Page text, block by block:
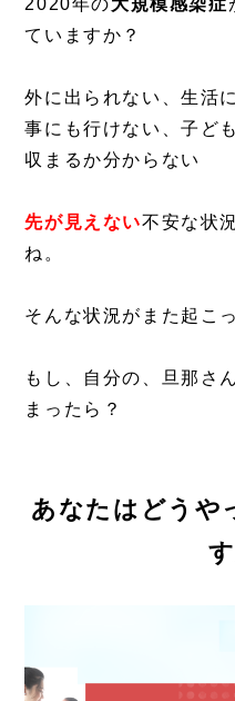
2020年の大規模感染症
ていますか？
外に出られない、生活
事にも行けない、子ど
収まるか分からない
先が見えない不安な状
ね。
そんな状況がまた起こ
もし、自分の、旦那さ
まったら？
あなたはどうや